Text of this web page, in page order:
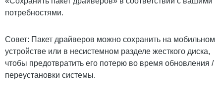
потребностями.
Совет: Пакет драйверов можно сохранить на мобильном
устройстве или в несистемном разделе жесткого диска,
чтобы предотвратить его потерю во время обновления /
переустановки системы.